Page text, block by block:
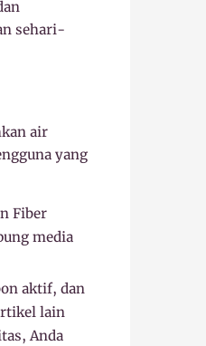
sehari-
air
yang
Fiber
media
aktif, dan
lain
Anda